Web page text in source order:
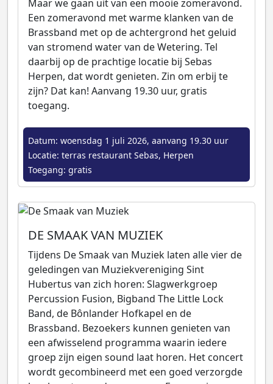
Maar we gaan uit van een mooie zomeravond.
Een zomeravond met warme klanken van de
Brassband met op de achtergrond het geluid
van stromend water van de Wetering. Tel
daarbij op de prachtige locatie bij Sebas
Herpen, dat wordt genieten. Zin om erbij te
zijn? Dat kan! Aanvang 19.30 uur, gratis
toegang.
Datum: woensdag 1 juli 2026, aanvang 19.30 uur
Locatie: terras restaurant Sebas, Herpen
Toegang: gratis
DE SMAAK VAN MUZIEK
Tijdens De Smaak van Muziek laten alle vier de
geledingen van Muziekvereniging Sint
Hubertus van zich horen: Slagwerkgroep
Percussion Fusion, Bigband The Little Lock
Band, de Bônlander Hofkapel en de
Brassband. Bezoekers kunnen genieten van
een afwisselend programma waarin iedere
groep zijn eigen sound laat horen. Het concert
wordt gecombineerd met een goed verzorgde